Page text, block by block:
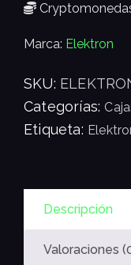
Marca: Elektron
SKU:
Categorías:
Etiqueta:
Descripción
Valoraciones